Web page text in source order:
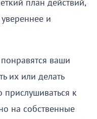
план действий,
и
ваши
их или делать
к
на собственные